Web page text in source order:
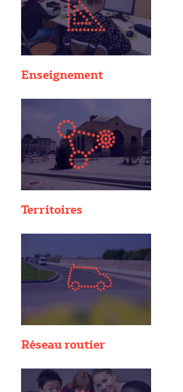
Enseignement
Territoires
Réseau routier